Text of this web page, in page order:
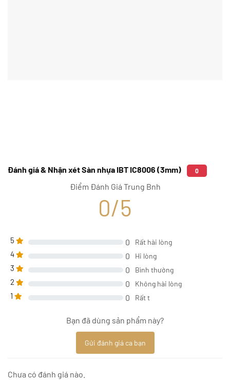
Đánh giá & Nhận xét Sàn nhựa IBT IC8006 (3mm) 0
Điểm Đánh Giá Trung Bnh
0/5
5 0 Rất hài lòng
4 0 Hi lòng
3 0 Bình thường
2 0 Không hài lòng
1 0 Rất t
Bạn đã dùng sản phẩm này?
Gửi đánh giá ca bạn
Chưa có đánh giá nào.